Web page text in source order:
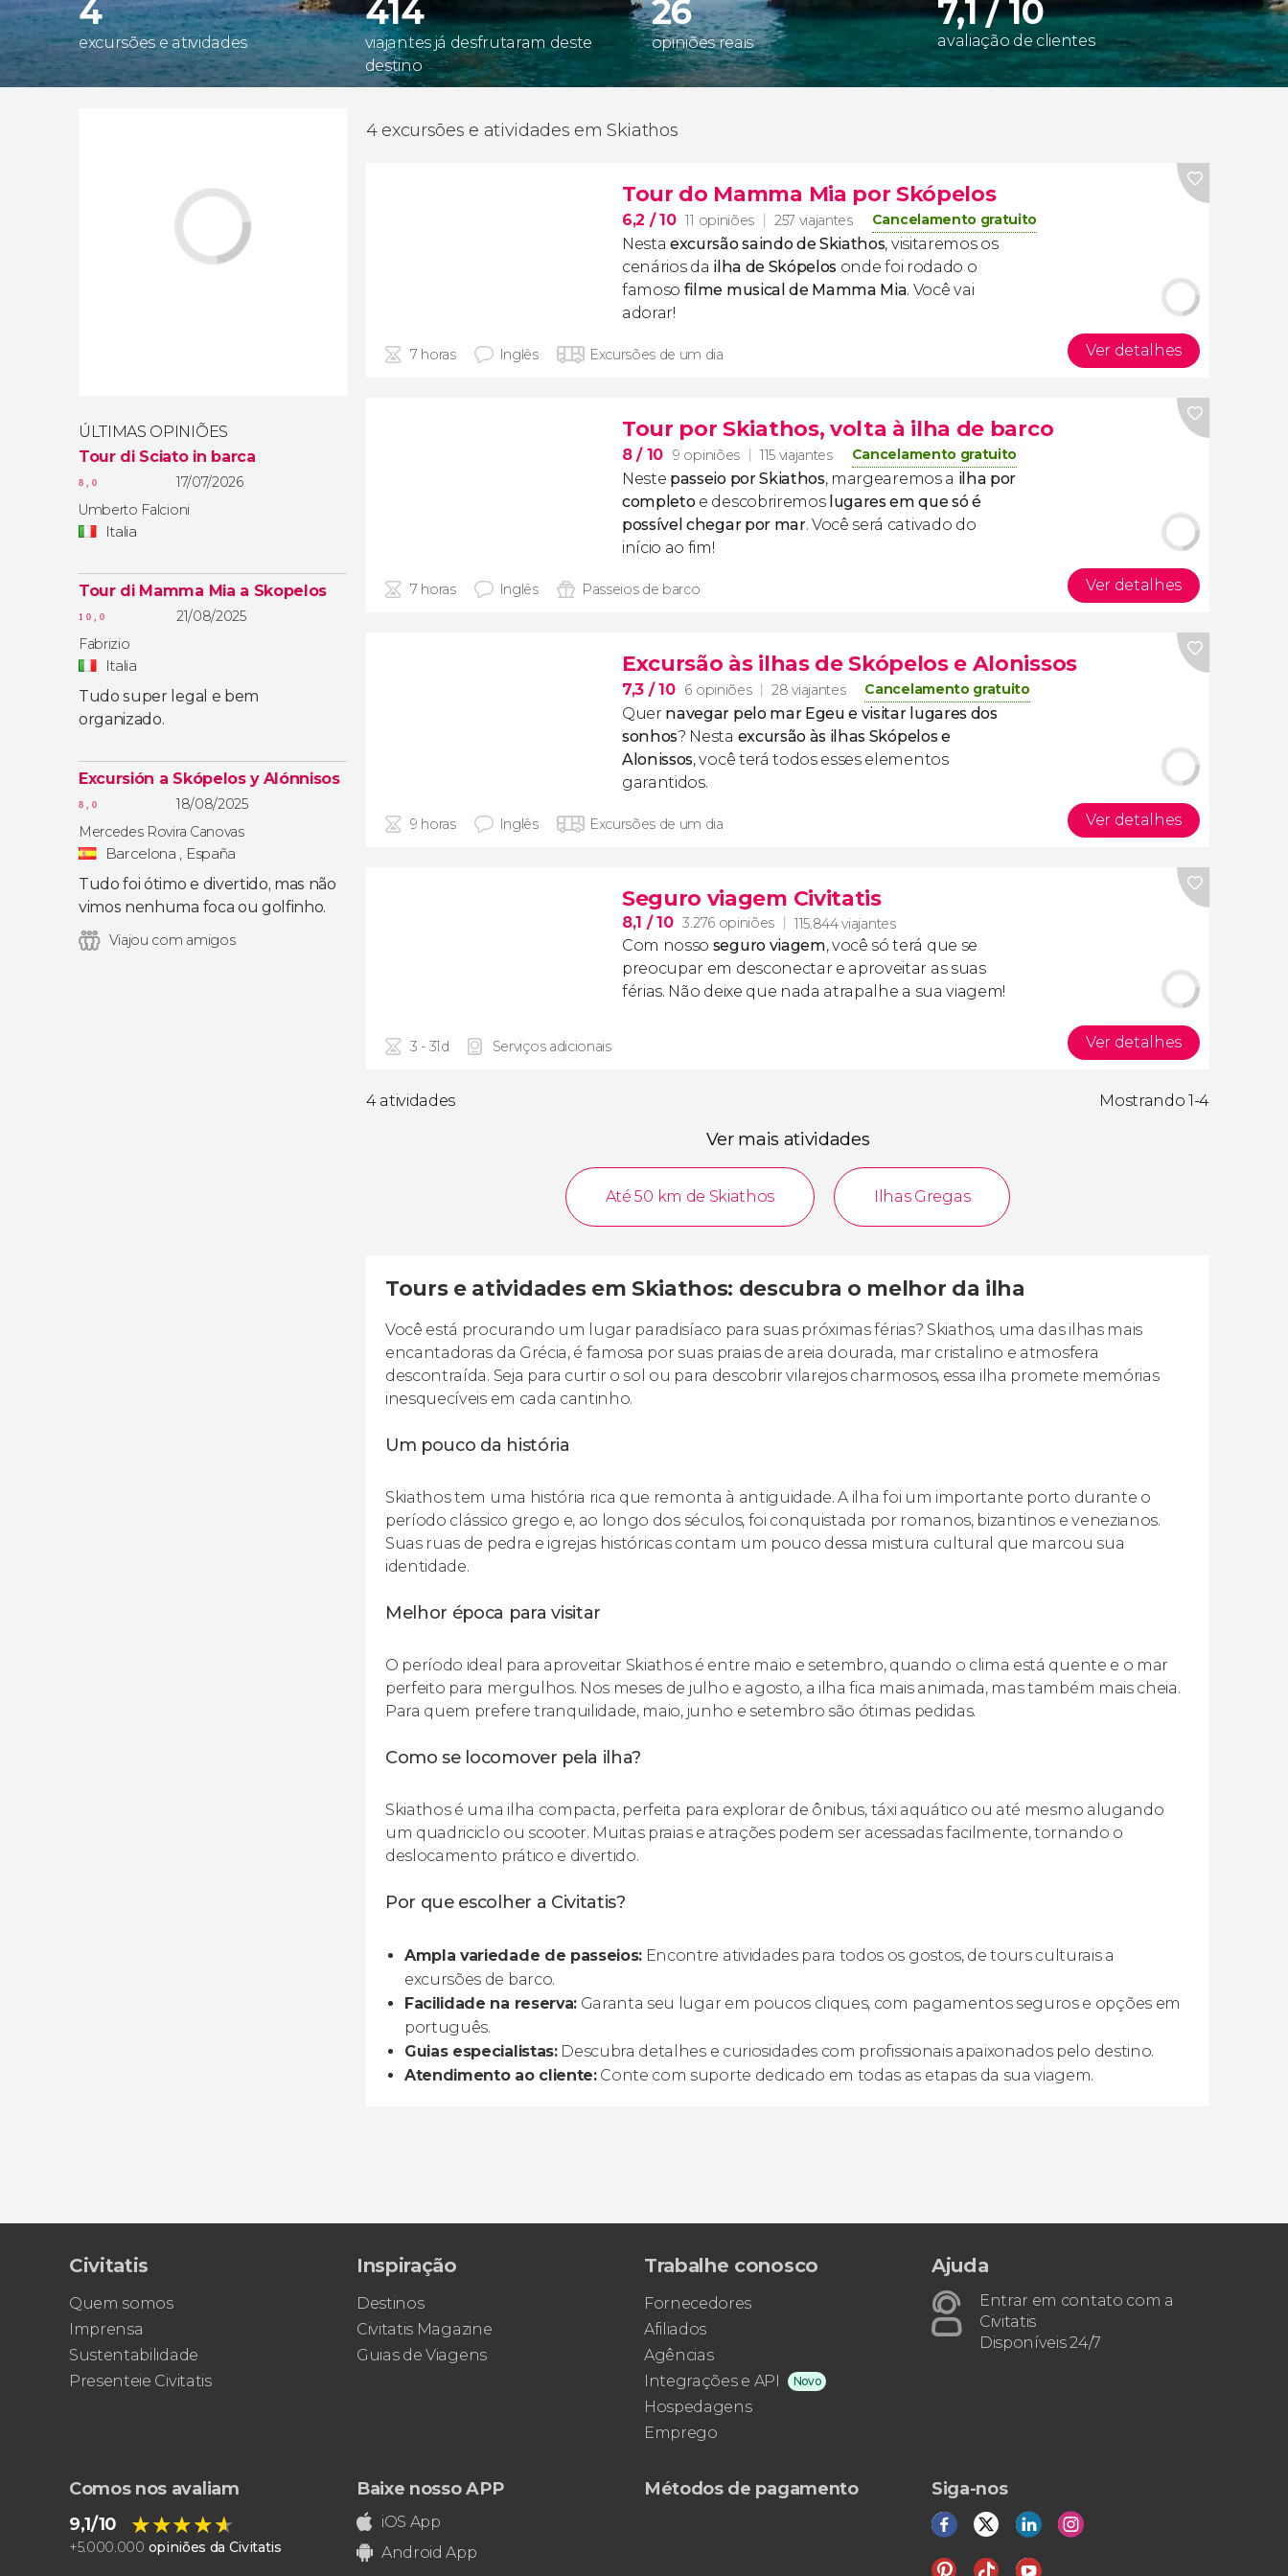
4
excursões e atividades
414
viajantes já desfrutaram deste
destino
26
opiniões reais
7,1 / 10
avaliação de clientes
ÚLTIMAS OPINIÕES
Tour di Sciato in barca
8,0
17/07/2026
Umberto Falcioni
Italia
Tour di Mamma Mia a Skopelos
10,0
21/08/2025
Fabrizio
Italia
Tudo super legal e bem
organizado.
Excursión a Skópelos y Alónnisos
8,0
18/08/2025
Mercedes Rovira Canovas
Barcelona , España
Tudo foi ótimo e divertido, mas não
vimos nenhuma foca ou golfinho.
Viajou com amigos
4 excursões e atividades em Skiathos
Tour do Mamma Mia por Skópelos
6,2 / 10 11 opiniões 257 viajantes Cancelamento gratuito
Nestaexcursão saindo deSkiathos​, visitaremos os
cenários da ilha de Skópelos onde foi rodado o
famoso filme musical de Mamma Mia. Você vai
adorar!
7 horas Inglês Excursões de um dia Ver detalhes
Tour por Skiathos, volta à ilha de barco
8/ 10 9 opiniões 115 viajantes Cancelamento gratuito
Neste passeio por Skiathos, margearemos a ilha por
completoe descobriremos lugares em que só é
possível chegar por mar. Você será cativado do
início ao fim!
7 horas Inglês Passeios de barco Ver detalhes
Excursão às ilhas de Skópelos e Alonissos
7,3 / 10 6 opiniões 28 viajantes Cancelamento gratuito
Quer navegar pelo mar Egeu e visitar lugares dos
sonhos? Nesta excursão às ilhas Skópelos e
Alonissos, você terá todos esses elementos
garantidos.
9 horas Inglês Excursões de um dia Ver detalhes
Seguro viagem Civitatis
8,1 / 10 3.276 opiniões 115.844 viajantes
Com nosso seguro viagem, você só terá que se
preocupar em desconectar e aproveitar as suas
férias. Não deixe que nada atrapalhe a sua viagem!
3 - 31d Serviços adicionais Ver detalhes
4 atividades Mostrando 1-4
Ver mais atividades
Até 50 km de Skiathos Ilhas Gregas
Tours e atividades em Skiathos: descubra o melhor da ilha
Você está procurando um lugar paradisíaco para suas próximas férias? Skiathos, uma das ilhas mais
encantadoras da Grécia, é famosa por suas praias de areia dourada, mar cristalino e atmosfera
descontraída. Seja para curtir o sol ou para descobrir vilarejos charmosos, essa ilha promete memórias
inesquecíveis em cada cantinho.
Um pouco da história
Skiathos tem uma história rica que remonta à antiguidade. A ilha foi um importante porto durante o
período clássico grego e, ao longo dos séculos, foi conquistada por romanos, bizantinos e venezianos.
Suas ruas de pedra e igrejas históricas contam um pouco dessa mistura cultural que marcou sua
identidade.
Melhor época para visitar
O período ideal para aproveitar Skiathos é entre maio e setembro, quando o clima está quente e o mar
perfeito para mergulhos. Nos meses de julho e agosto, a ilha fica mais animada, mas também mais cheia.
Para quem prefere tranquilidade, maio, junho e setembro são ótimas pedidas.
Como se locomover pela ilha?
Skiathos é uma ilha compacta, perfeita para explorar de ônibus, táxi aquático ou até mesmo alugando
um quadriciclo ou scooter. Muitas praias e atrações podem ser acessadas facilmente, tornando o
deslocamento prático e divertido.
Por que escolher a Civitatis?
Ampla variedade de passeios: Encontre atividades para todos os gostos, de tours culturais a
excursões de barco.
Facilidade na reserva:Garanta seu lugar em poucos cliques, com pagamentos seguros e opções em
português.
Guias especialistas:Descubra detalhes e curiosidades com profissionais apaixonados pelo destino.
Atendimento ao cliente:Conte com suporte dedicado em todas as etapas da sua viagem.
Civitatis
Quem somos
Imprensa
Sustentabilidade
Presenteie Civitatis
Inspiração
Destinos
Civitatis Magazine
Guias de Viagens
Trabalhe conosco
Fornecedores
Afiliados
Agências
Integrações e API
Novo
Hospedagens
Emprego
Ajuda
Entrar em contato com a
Civitatis
Disponíveis 24/7
Comos nos avaliam
9,1/10
★★★★★
★★★★★
+5.000.000 opiniões da Civitatis
Baixe nosso APP
iOS App
Android App
Métodos de pagamento Siga-nos